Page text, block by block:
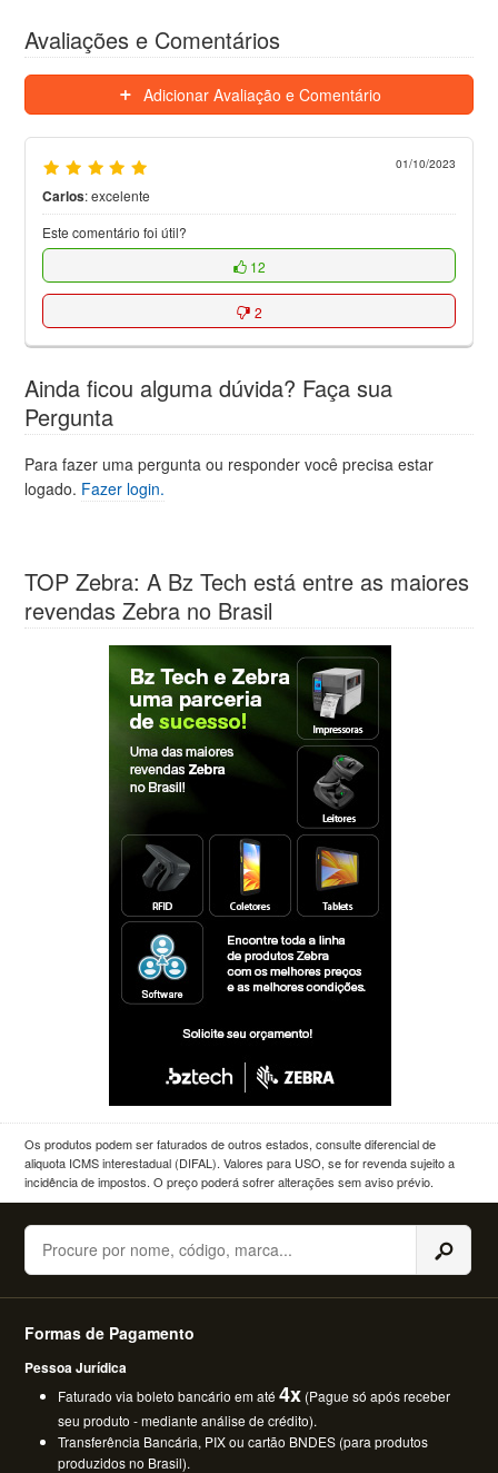
Avaliações e Comentários
Adicionar Avaliação e Comentário
01/10/2023
Carlos:excelente
Este comentário foi útil?
12
2
Ainda ficou alguma dúvida? Faça sua
Pergunta
Para fazer uma pergunta ou responder você precisa estar
logado. Fazer login.
TOP Zebra: A Bz Tech está entre as maiores
revendas Zebra no Brasil
Os produtos podem ser faturados de outros estados, consulte diferencial de
aliquota ICMS interestadual (DIFAL). Valores para USO, se for revenda sujeito a
incidência de impostos. O preço poderá sofrer alterações sem aviso prévio.
Buscar
Formas de Pagamento
Pessoa Jurídica
Faturado via boleto bancário em até4x (Pague só após receber
seu produto - mediante análise de crédito).
Transferência Bancária, PIX ou cartão BNDES (para produtos
produzidos no Brasil).